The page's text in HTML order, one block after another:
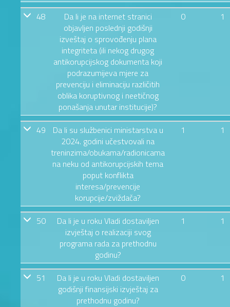
48
Da li je na internet stranici
objavljen poslednji godišnji
izveštaj o sprovođenju plana
integriteta (ili nekog drugog
antikorupcijskog dokumenta koji
podrazumijeva mjere za
prevenciju i eliminaciju različitih
oblika koruptivnog i neetičnog
ponašanja unutar institucije)?
0 1
49
Da li su službenici ministarstva u
2024. godini učestvovali na
treninzima/obukama/radionicama
na neku od antikorupcijskih tema
poput konflikta
interesa/prevencije
korupcije/zviždača?
1 1
50
Da li je u roku Vladi dostaviljen
izvještaj o realizaciji svog
programa rada za prethodnu
godinu?
1 1
51
Da li je u roku Vladi dostaviljen
godišnji finansijski izvještaj za
prethodnu godinu?
0 1